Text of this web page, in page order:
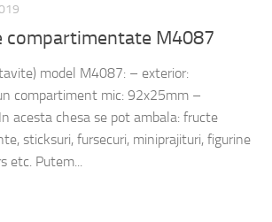
compartimentate M4087
model M4087: – exterior:
compartiment mic: 92x25mm –
acesta chesa se pot ambala: fructe
sticksuri, fursecuri, miniprajituri, figurine
etc. Putem...